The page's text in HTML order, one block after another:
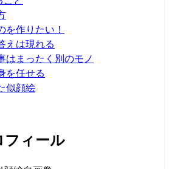
を作りたい！
えは現れる
はまったく別のモノ
を任せる
似顔絵
フィール